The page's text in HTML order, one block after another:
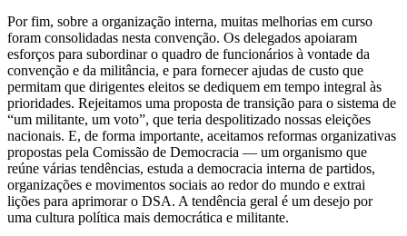
Por fim, sobre a organização interna, muitas melhorias em curso
foram consolidadas nesta convenção. Os delegados apoiaram
esforços para subordinar o quadro de funcionários à vontade da
convenção e da militância, e para fornecer ajudas de custo que
permitam que dirigentes eleitos se dediquem em tempo integral às
prioridades. Rejeitamos uma proposta de transição para o sistema de
“um militante, um voto”, que teria despolitizado nossas eleições
nacionais. E, de forma importante, aceitamos reformas organizativas
propostas pela Comissão de Democracia — um organismo que
reúne várias tendências, estuda a democracia interna de partidos,
organizações e movimentos sociais ao redor do mundo e extrai
lições para aprimorar o DSA. A tendência geral é um desejo por
uma cultura política mais democrática e militante.